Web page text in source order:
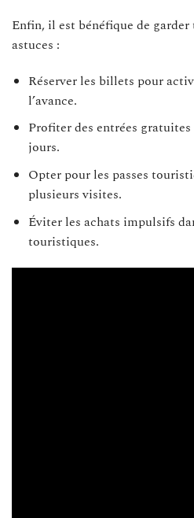
Enfin, il est bénéfique de
astuces :
Réserver les billets pour
l’avance.
Profiter des entrées
jours.
Opter pour les passes
plusieurs visites.
Éviter les achats impulsifs
touristiques.